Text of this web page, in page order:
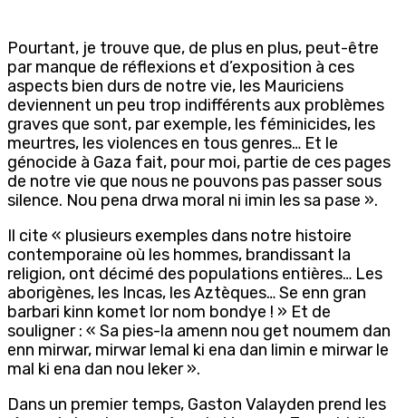
Pourtant, je trouve que, de plus en plus, peut-être
par manque de réflexions et d’exposition à ces
aspects bien durs de notre vie, les Mauriciens
deviennent un peu trop indifférents aux problèmes
graves que sont, par exemple, les féminicides, les
meurtres, les violences en tous genres… Et le
génocide à Gaza fait, pour moi, partie de ces pages
de notre vie que nous ne pouvons pas passer sous
silence. Nou pena drwa moral ni imin les sa pase ».
Il cite « plusieurs exemples dans notre histoire
contemporaine où les hommes, brandissant la
religion, ont décimé des populations entières… Les
aborigènes, les Incas, les Aztèques… Se enn gran
barbari kinn komet lor nom bondye ! » Et de
souligner : « Sa pies-la amenn nou get noumem dan
enn mirwar, mirwar lemal ki ena dan limin e mirwar le
mal ki ena dan nou leker ».
Dans un premier temps, Gaston Valayden prend les